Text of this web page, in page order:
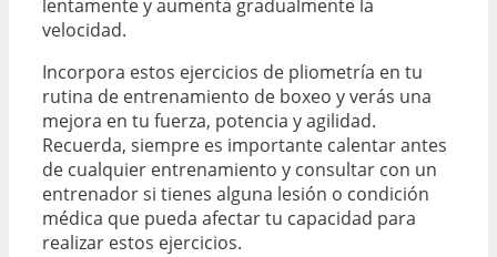
lentamente y aumenta gradualmente la
velocidad.
Incorpora estos ejercicios de pliometría en tu
rutina de entrenamiento de boxeo y verás una
mejora en tu fuerza, potencia y agilidad.
Recuerda, siempre es importante calentar antes
de cualquier entrenamiento y consultar con un
entrenador si tienes alguna lesión o condición
médica que pueda afectar tu capacidad para
realizar estos ejercicios.